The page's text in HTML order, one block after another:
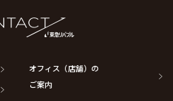
オフィス（店舗）の
ご案内